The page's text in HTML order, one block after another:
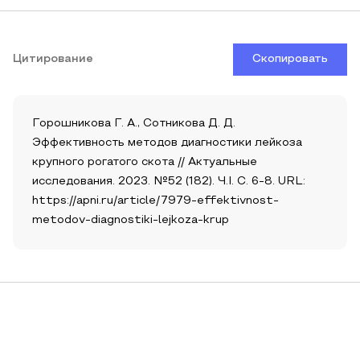
Цитирование Скопировать
Горошникова Г. А., Сотникова Д. Д.
Эффективность методов диагностики лейкоза
крупного рогатого скота // Актуальные
исследования. 2023. №52 (182). Ч.I. С. 6-8. URL:
https://apni.ru/article/7979-effektivnost-
metodov-diagnostiki-lejkoza-krup